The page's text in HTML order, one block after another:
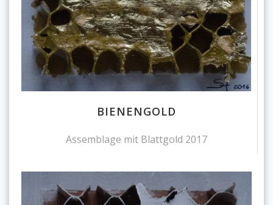
BIENENGOLD
Assemblage mit Blattgold 2017